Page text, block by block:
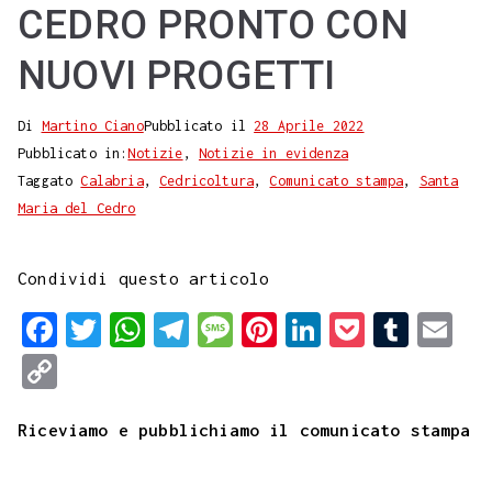
CEDRO PRONTO CON
NUOVI PROGETTI
Di Martino CianoPubblicato il28 Aprile 2022
Pubblicato in:Notizie , Notizie in evidenza
TaggatoCalabria,Cedricoltura,Comunicato stampa, Santa
Maria del Cedro
Condividi questo articolo
F
e
T
t
W
t
T
e
M
s
P
t
L
k
k
T
b
i
p
Riceviamo e pubblichiamo il comunicato stampa